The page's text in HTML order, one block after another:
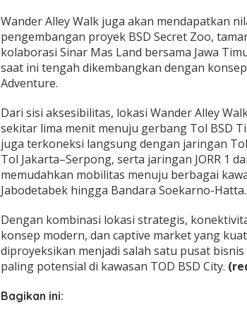
Wander Alley Walk juga akan mendapatkan
pengembangan proyek BSD Secret Zoo,
kolaborasi Sinar Mas Land bersama Jawa
saat ini tengah dikembangkan dengan
Adventure.
Dari sisi aksesibilitas, lokasi Wander Alley
sekitar lima menit menuju gerbang Tol BSD
juga terkoneksi langsung dengan jaringan
Tol Jakarta–Serpong, serta jaringan JORR 1
memudahkan mobilitas menuju berbagai
Jabodetabek hingga Bandara Soekarno-Hatta.
Dengan kombinasi lokasi strategis,
konsep modern, dan captive market yang
diproyeksikan menjadi salah satu pusat
paling potensial di kawasan TOD BSD City.
Bagikan ini: